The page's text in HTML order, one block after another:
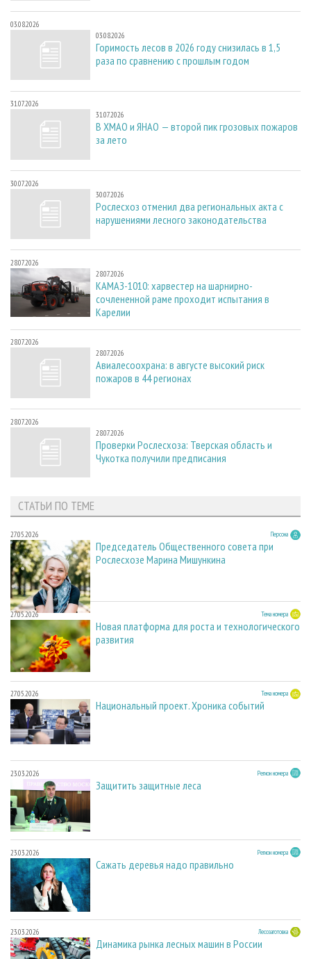
03.08.2026
03.08.2026
Горимость лесов в 2026 году снизилась в 1,5
раза по сравнению с прошлым годом
31.07.2026
31.07.2026
В ХМАО и ЯНАО — второй пик грозовых пожаров
за лето
30.07.2026
30.07.2026
Рослесхоз отменил два региональных акта с
нарушениями лесного законодательства
28.07.2026
28.07.2026
КАМАЗ-1010: харвестер на шарнирно-
сочлененной раме проходит испытания в
Карелии
28.07.2026
28.07.2026
Авиалесоохрана: в августе высокий риск
пожаров в 44 регионах
28.07.2026
28.07.2026
Проверки Рослесхоза: Тверская область и
Чукотка получили предписания
СТАТЬИ ПО ТЕМЕ
27.05.2026 Персона
Председатель Общественного совета при
Рослесхозе Марина Мишункина
27.05.2026 Тема номера
Новая платформа для роста и технологического
развития
27.05.2026 Тема номера
Национальный проект. Хроника событий
23.03.2026 Регион номера
Защитить защитные леса
23.03.2026 Регион номера
Сажать деревья надо правильно
23.03.2026 Лесозаготовка
Динамика рынка лесных машин в России